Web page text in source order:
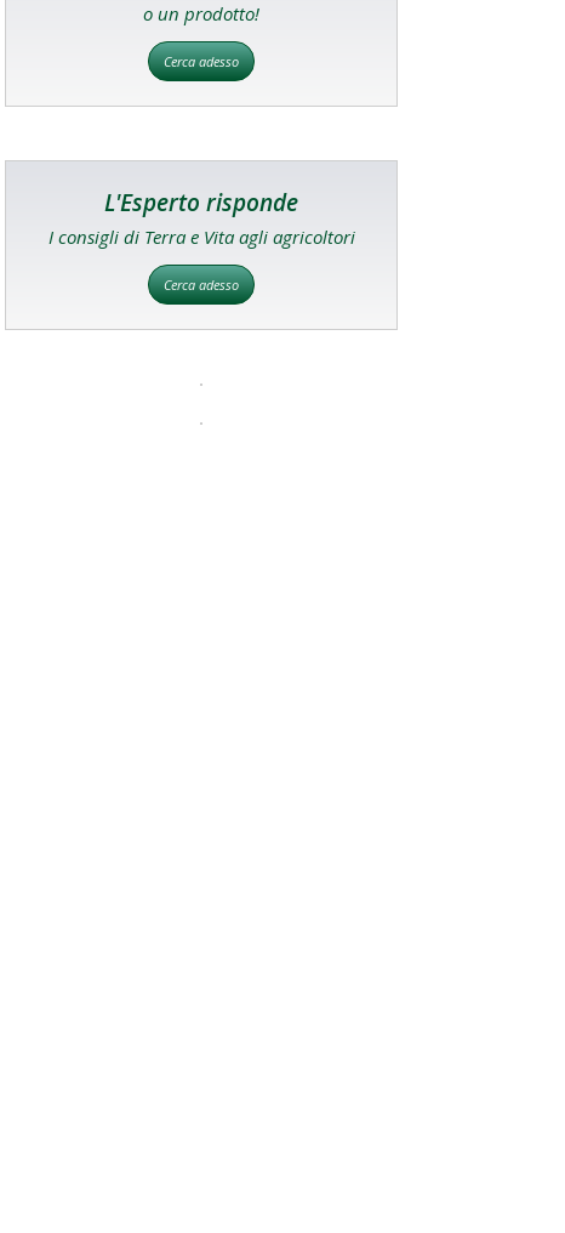
o un prodotto!
Cerca adesso
L'Esperto risponde
I consigli di Terra e Vita agli agricoltori
Cerca adesso